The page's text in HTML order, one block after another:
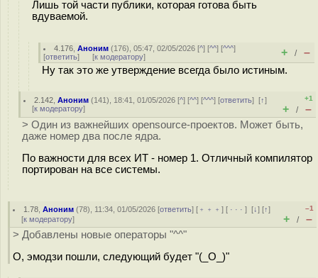
Лишь той части публики, которая готова быть
вдуваемой.
4.176 ,Аноним (176), 05:47, 02/05/2026 [^] [^^] [^^^]
[ответить] [к модератору] + / –
Ну так это же утверждение всегда было истиным.
2.142 ,Аноним (141), 18:41, 01/05/2026 [^] [^^] [^^^] [ответить][↑]
[к модератору]
+1
+ / –
> Один из важнейших opensource-проектов. Может быть,
даже номер два после ядра.
По важности для всех ИТ - номер 1. Отличный компилятор
портирован на все системы.
1.78 ,Аноним (78), 11:34, 01/05/2026 [ответить] [ ﹢﹢﹢] [ · · ·][↓] [↑]
[к модератору]
–1
+ / –
> Добавлены новые операторы "^^"
О, эмодзи пошли, следующий будет "(_O_)"